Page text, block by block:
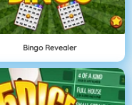
Bingo Revealer